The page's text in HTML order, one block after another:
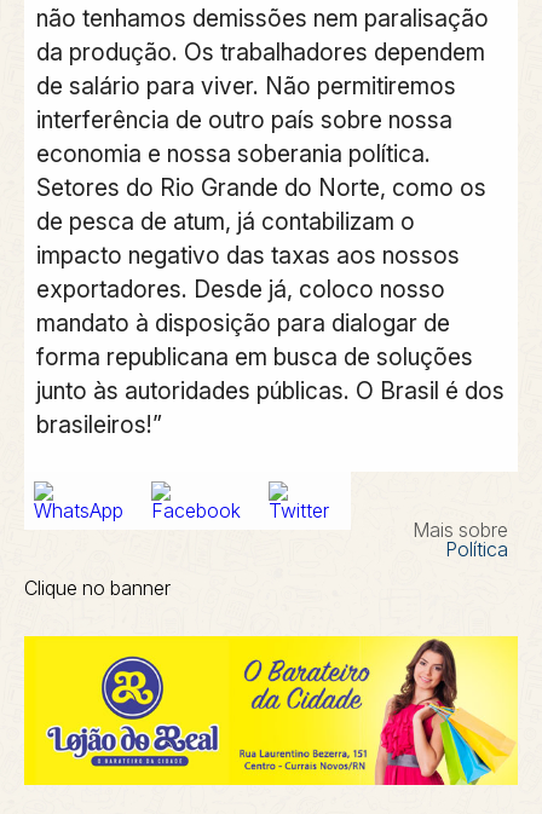
não tenhamos demissões nem paralisação
da produção. Os trabalhadores dependem
de salário para viver. Não permitiremos
interferência de outro país sobre nossa
economia e nossa soberania política.
Setores do Rio Grande do Norte, como os
de pesca de atum, já contabilizam o
impacto negativo das taxas aos nossos
exportadores. Desde já, coloco nosso
mandato à disposição para dialogar de
forma republicana em busca de soluções
junto às autoridades públicas. O Brasil é dos
brasileiros!”
Mais sobre
Política
Clique no banner